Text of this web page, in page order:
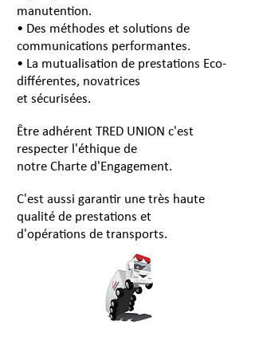
manutention.
• Des méthodes et solutions de
communications performantes.
• La mutualisation de prestations Eco-
différentes, novatrices
et sécurisées.
Être adhérent TRED UNION c'est
respecter l'éthique de
notre Charte d'Engagement.
C'est aussi garantir une très haute
qualité de prestations et
d'opérations de transports.